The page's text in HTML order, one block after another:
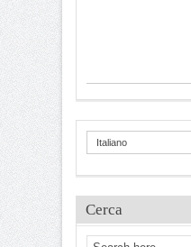
Italiano
Cerca